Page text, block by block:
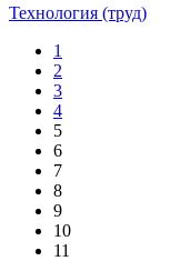
Технология (труд)
1
2
3
4
5
6
7
8
9
10
11